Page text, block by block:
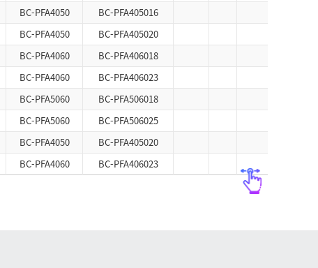
BC-PFA4050
BC-PFA405016
BC-PFA4050
BC-PFA405020
BC-PFA4060
BC-PFA406018
BC-PFA4060
BC-PFA406023
BC-PFA5060
BC-PFA506018
BC-PFA5060
BC-PFA506025
BC-PFA4050
BC-PFA405020
BC-PFA4060 BC-PFA406023